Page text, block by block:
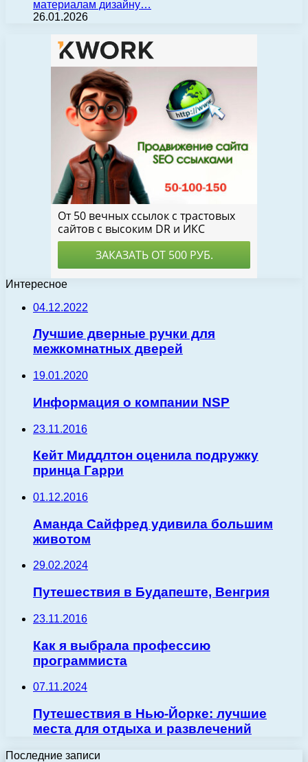
материалам дизайну…
26.01.2026
Интересное
04.12.2022
Лучшие дверные ручки для
межкомнатных дверей
19.01.2020
Информация о компании NSP
23.11.2016
Кейт Миддлтон оценила подружку
принца Гарри
01.12.2016
Аманда Сайфред удивила большим
животом
29.02.2024
Путешествия в Будапеште, Венгрия
23.11.2016
Как я выбрала профессию
программиста
07.11.2024
Путешествия в Нью-Йорке: лучшие
места для отдыха и развлечений
Последние записи